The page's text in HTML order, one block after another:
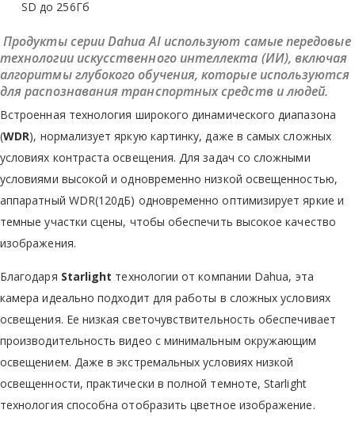
SD до 256Гб
Продукты серии Dahua AI используют самые передовые
технологии искусственного интеллекта (ИИ), включая
алгоритмы глубокого обучения, которые используются
для распознавания транспортных средств и людей.
Встроенная технология широкого динамического диапазона
(WDR), нормализует яркую картинку, даже в самых сложных
условиях контраста освещения. Для задач со сложными
условиями высокой и одновременно низкой освещенностью,
аппаратный WDR(120дБ) одновременно оптимизирует яркие и
темные участки сцены, чтобы обеспечить высокое качество
изображения.
Благодаря Starlight технологии от компании Dahua, эта
камера идеально подходит для работы в сложных условиях
освещения. Ее низкая светочувствительность обеспечивает
производительность видео с минимальным окружающим
освещением. Даже в экстремальных условиях низкой
освещенности, практически в полной темноте, Starlight
технология способна отобразить цветное изображение.